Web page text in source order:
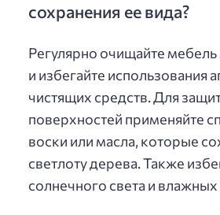
сохранения ее вида?
Регулярно очищайте
и избегайте использования
чистящих средств. Для
поверхностей применяйте
воски или масла, которые
светлоту дерева. Также
солнечного света и